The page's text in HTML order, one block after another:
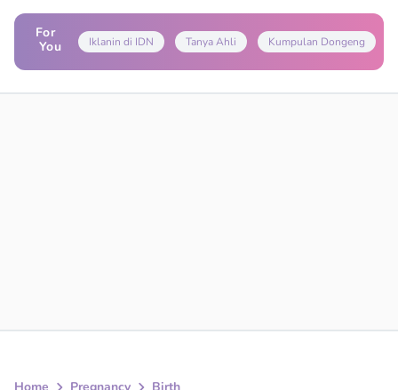
For
You
Iklanin di IDN Tanya Ahli Kumpulan Dongeng